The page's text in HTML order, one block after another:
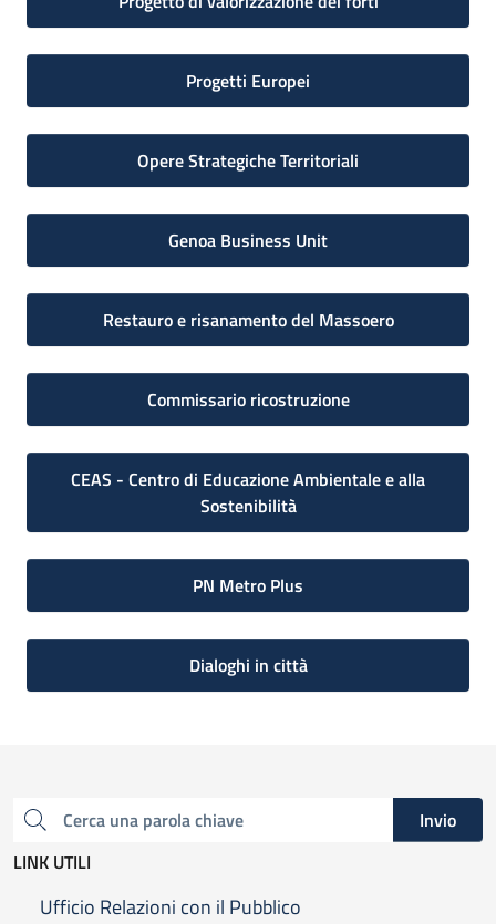
Progetti Europei
Opere Strategiche Territoriali
Genoa Business Unit
Restauro e risanamento del Massoero
Commissario ricostruzione
CEAS - Centro di Educazione Ambientale e alla
Sostenibilità
PN Metro Plus
Dialoghi in città
Cerca una parola chiave
Invio
LINK UTILI
Ufficio Relazioni con il Pubblico